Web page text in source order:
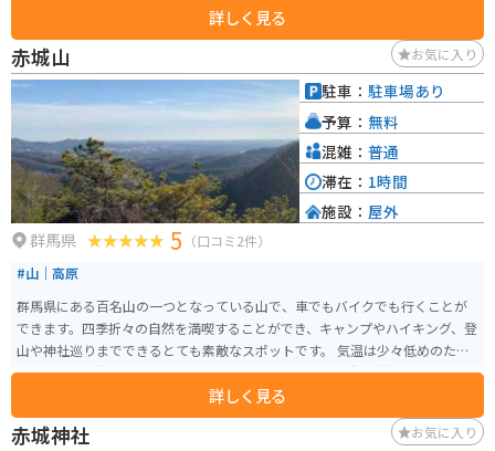
リームやジェラートです。また、レストランでは、地元産の食材を使った料
理を楽しむことができます。 バイクで訪れる場合、道の駅には広い駐車場が
完備されているので安心です。周辺には、尾瀬国立公園や日光国立公園など、
風光明媚なツーリングスポットも数多くあります。 道の駅こもちは、自然豊
かな環境の中で、地元の美味しいものを味わったり、ゆっくりと休憩したり
詳しく見る
赤城山 お気に入り
群馬県 5 （口コミ2件）
#山｜高原
群馬県にある百名山の一つとなっている山で、車でもバイクでも行くことが
できます。四季折々の自然を満喫することができ、キャンプやハイキング、登
山や神社巡りまでできるとても素敵なスポットです。 気温は少々低めのた
め、暖かい格好で来ることをオススメします。近くには赤城神社もあり、女
性の願いが叶うとされている有名な神社で、神秘的で美しい景色を眺めるこ
とができます。
詳しく見る
駐車： 駐車場あり
予算： 無料
混雑： 普通
滞在： 1時間
施設： 屋外
赤城神社 お気に入り